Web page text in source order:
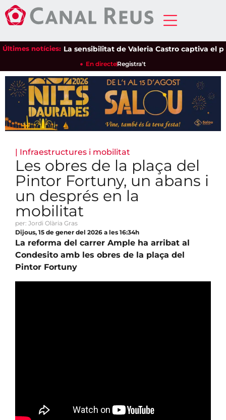
Últimes notícies:La sensibilitat de Valeria Castro captiva el
En directeRegistra't
| Infraestructures i mobilitat
Les obres de la plaça del
Pintor Fortuny, un abans i
un després en la
mobilitat
per: Jordi Olària Gras
Dijous, 15 de gener del 2026 a les 16:34h
La reforma del carrer Ample ha arribat al
Condesito amb les obres de la plaça del
Pintor Fortuny